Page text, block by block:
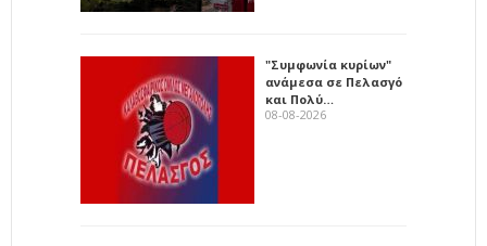
"Συμφωνία κυρίων"
ανάμεσα σε Πελασγό
και Πολύ…
08-08-2026